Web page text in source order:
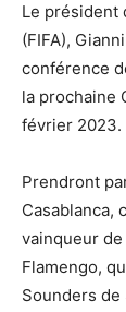
Le président
(FIFA),
conférence
la prochaine
février 2023.
Prendront
Casablanca,
vainqueur de
Flamengo,
Sounders de